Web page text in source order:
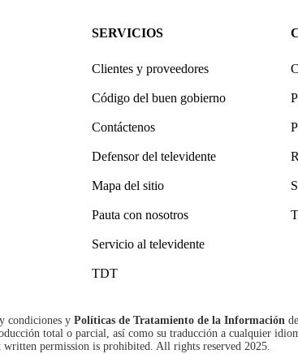
SERVICIOS
Clientes y proveedores
Código del buen gobierno
Contáctenos
Defensor del televidente
Mapa del sitio
Pauta con nosotros
Servicio al televidente
TDT
condiciones y Políticas de Tratamiento de la Información de
total o parcial, así como su traducción a cualquier
permission is prohibited. All rights reserved 2025.